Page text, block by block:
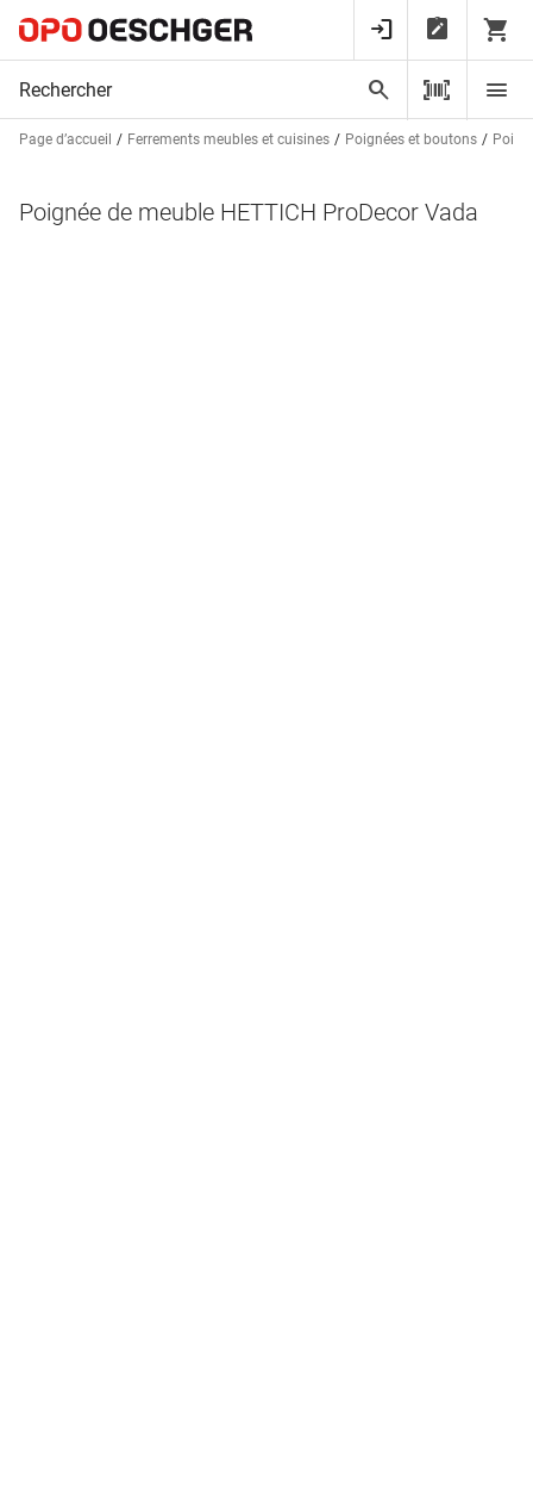
Page d’accueil Ferrements meubles et cuisines Poignées et boutons
Poignée de meuble HETTICH ProDecor Vada